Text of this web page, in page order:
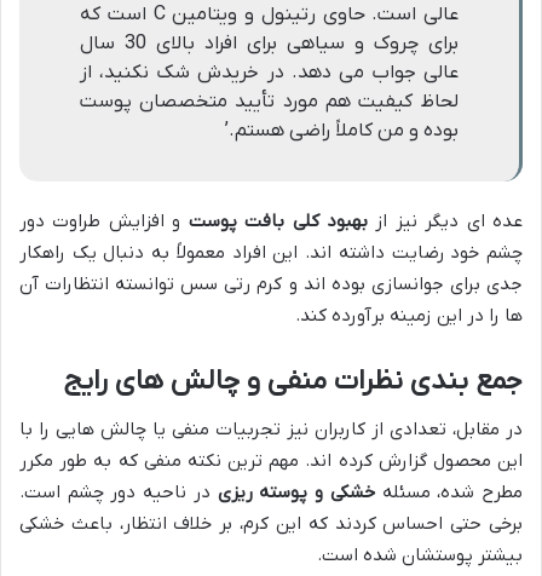
عالی است. حاوی رتینول و ویتامین C است که
برای چروک و سیاهی برای افراد بالای 30 سال
عالی جواب می دهد. در خریدش شک نکنید، از
لحاظ کیفیت هم مورد تأیید متخصصان پوست
بوده و من کاملاً راضی هستم.’
عده ای دیگر نیز ازبهبود کلی بافت پوست و افزایش طراوت دور
چشم خود رضایت داشته اند. این افراد معمولاً به دنبال یک راهکار
جدی برای جوانسازی بوده اند و کرم رتی سس توانسته انتظارات آن
ها را در این زمینه برآورده کند.
جمع بندی نظرات منفی و چالش های رایج
در مقابل، تعدادی از کاربران نیز تجربیات منفی یا چالش هایی را با
این محصول گزارش کرده اند. مهم ترین نکته منفی که به طور مکرر
مطرح شده، مسئلهخشکی و پوسته ریزی در ناحیه دور چشم است.
برخی حتی احساس کردند که این کرم، بر خلاف انتظار، باعث خشکی
بیشتر پوستشان شده است.